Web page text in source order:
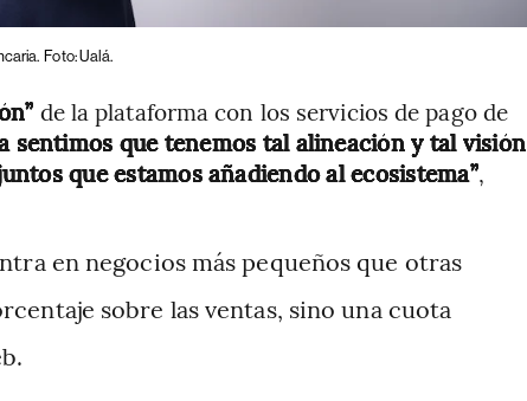
Foto: Ualá.
de la plataforma con los servicios de pago de
sentimos que tenemos tal alineación y tal visión
que estamos añadiendo al ecosistema”,
en negocios más pequeños que otras
sobre las ventas, sino una cuota